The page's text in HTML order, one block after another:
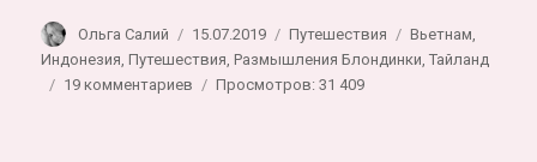
Автор
Ольга Салий Опубликовано
15.07.2019 Рубрики
Путешествия Метки
Вьетнам,
Индонезия,Путешествия,Размышления Блондинки,Тайланд
19 комментариев
Просмотров: 31 409